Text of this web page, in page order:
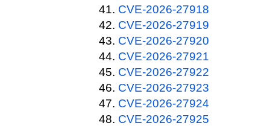
CVE-2026-27918
CVE-2026-27919
CVE-2026-27920
CVE-2026-27921
CVE-2026-27922
CVE-2026-27923
CVE-2026-27924
CVE-2026-27925